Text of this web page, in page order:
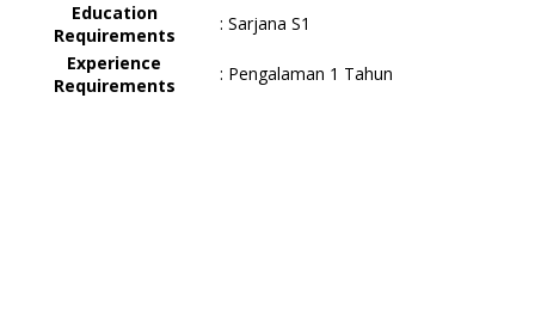
Education
Requirements
: Sarjana S1
Experience
Requirements
: Pengalaman 1 Tahun